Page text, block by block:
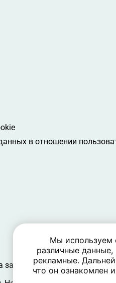
в отношении
защищены
Мы используем
различные данные,
рекламные.
что он ознакомлен